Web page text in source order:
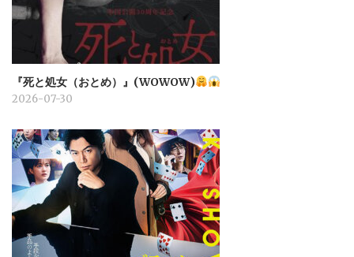
『死と処女（おとめ）』(WOWOW)
2026-07-30